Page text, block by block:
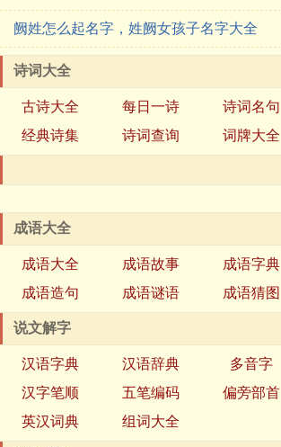
阙姓怎么起名字，姓阙女孩子名字大全
诗词大全
古诗大全 每日一诗 诗词名句
经典诗集
诗词查询 词牌大全
成语大全
成语大全 成语故事 成语字典
成语造句
成语谜语 成语猜图
说文解字
汉语字典 汉语辞典 多音字
汉字笔顺
五笔编码 偏旁部首
英汉词典
组词大全